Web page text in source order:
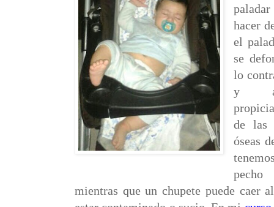
hacer
el
se
lo
y
de las
óseas
mientras que un chupete puede caer